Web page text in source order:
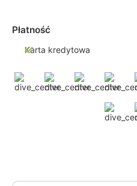
Płatność
Karta kredytowa